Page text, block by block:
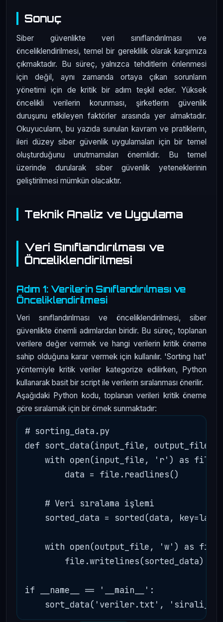
Sonuç
Siber güvenlikte veri sınıflandırılması ve
önceliklendirilmesi, temel bir gereklilik olarak karşımıza
çıkmaktadır. Bu süreç, yalnızca tehditlerin önlenmesi
için değil, aynı zamanda ortaya çıkan sorunların
yönetimi için de kritik bir adım teşkil eder. Yüksek
öncelikli verilerin korunması, şirketlerin güvenlik
duruşunu etkileyen faktörler arasında yer almaktadır.
Okuyucuların, bu yazıda sunulan kavram ve pratiklerin,
ileri düzey siber güvenlik uygulamaları için bir temel
oluşturduğunu unutmamaları önemlidir. Bu temel
üzerinde durularak siber güvenlik yeteneklerinin
geliştirilmesi mümkün olacaktır.
Teknik Analiz ve Uygulama
Veri Sınıflandırılması ve
Önceliklendirilmesi
Adım 1: Verilerin Sınıflandırılması ve
Önceliklendirilmesi
Veri sınıflandırılması ve önceliklendirilmesi, siber
güvenlikte önemli adımlardan biridir. Bu süreç, toplanan
verilere değer vermek ve hangi verilerin kritik öneme
sahip olduğuna karar vermek için kullanılır. 'Sorting hat'
yöntemiyle kritik veriler kategorize edilirken, Python
kullanarak basit bir script ile verilerin sıralanması önerilir.
Aşağıdaki Python kodu, toplanan verileri kritik öneme
göre sıralamak için bir örnek sunmaktadır:
# sorting_data.py
def sort_data(input_file, output_file):
    with open(input_file, 'r') as file:
        data = file.readlines()
    # Veri sıralama işlemi
sorted_data = sorted(data,
with open(output_file, 'w') as
        file.writelines(sorted_data)
if __name__ == '__main__':